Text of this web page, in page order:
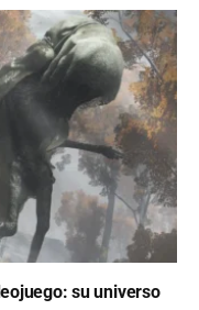
su universo